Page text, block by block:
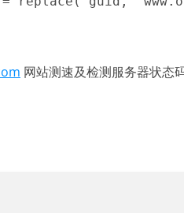
网站测速及检测服务器状态